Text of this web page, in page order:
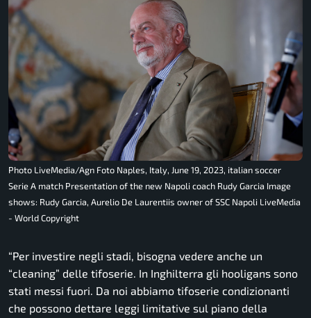
Photo LiveMedia/Agn Foto Naples, Italy, June 19, 2023, italian soccer
Serie A match Presentation of the new Napoli coach Rudy Garcia Image
shows: Rudy Garcia, Aurelio De Laurentiis owner of SSC Napoli LiveMedia
- World Copyright
“Per investire negli stadi, bisogna vedere anche un
“cleaning” delle tifoserie. In Inghilterra gli hooligans sono
stati messi fuori. Da noi abbiamo tifoserie condizionanti
che possono dettare leggi limitative sul piano della